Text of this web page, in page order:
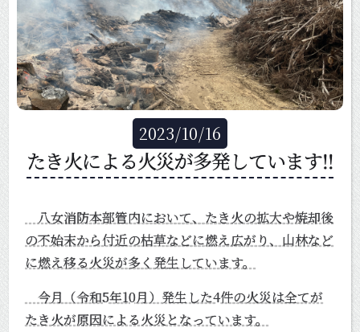
2023/10/16
たき火による火災が多発しています‼
八女消防本部管内において、たき火の拡大や焼却後
の不始末から付近の枯草などに燃え広がり、山林など
に燃え移る火災が多く発生しています。
今月（令和5年10月）発生した4件の火災は全てが
たき火が原因による火災となっています。